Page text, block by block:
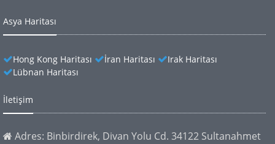
Asya Haritası
Hong Kong Haritası İran Haritası
Irak Haritası
Lübnan Haritası
İletişim
Adres: Binbirdirek, Divan Yolu Cd. 34122 Sultanahmet